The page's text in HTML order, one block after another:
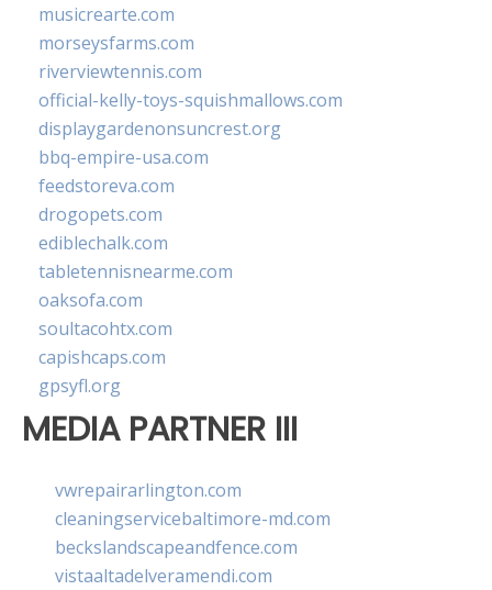
musicrearte.com
morseysfarms.com
riverviewtennis.com
official-kelly-toys-squishmallows.com
displaygardenonsuncrest.org
bbq-empire-usa.com
feedstoreva.com
drogopets.com
ediblechalk.com
tabletennisnearme.com
oaksofa.com
soultacohtx.com
capishcaps.com
gpsyfl.org
MEDIA PARTNER III
vwrepairarlington.com
cleaningservicebaltimore-md.com
beckslandscapeandfence.com
vistaaltadelveramendi.com